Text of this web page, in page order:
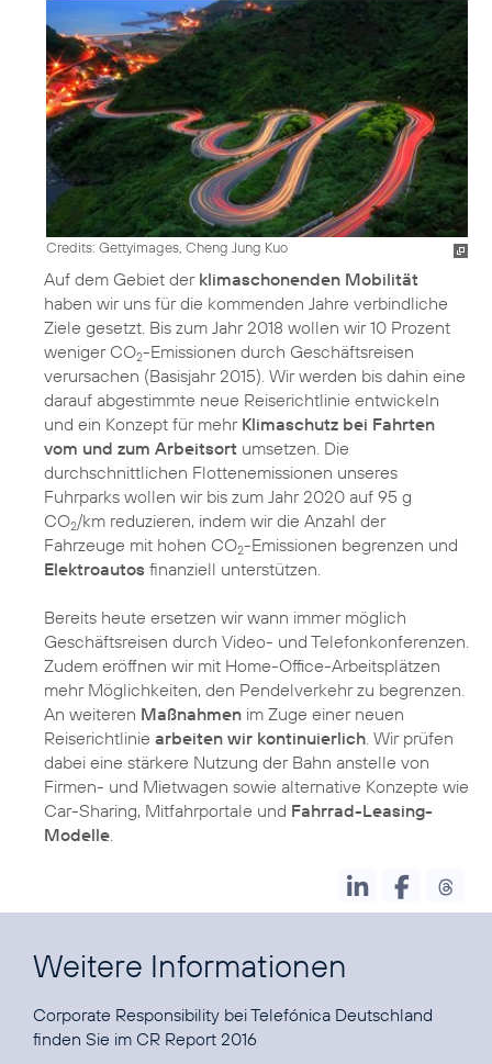
Credits: Gettyimages, Cheng Jung Kuo
Auf dem Gebiet der klimaschonenden Mobilität
haben wir uns für die kommenden Jahre verbindliche
Ziele gesetzt. Bis zum Jahr 2018 wollen wir 10 Prozent
weniger CO2-Emissionen durch Geschäftsreisen
verursachen (Basisjahr 2015). Wir werden bis dahin eine
darauf abgestimmte neue Reiserichtlinie entwickeln
und ein Konzept für mehr Klimaschutz bei Fahrten
vom und zum Arbeitsort umsetzen. Die
durchschnittlichen Flottenemissionen unseres
Fuhrparks wollen wir bis zum Jahr 2020 auf 95 g
CO2/km reduzieren, indem wir die Anzahl der
Fahrzeuge mit hohen CO2-Emissionen begrenzen und
Elektroautos finanziell unterstützen.
Bereits heute ersetzen wir wann immer möglich
Geschäftsreisen durch Video- und Telefonkonferenzen.
Zudem eröffnen wir mit Home-Office-Arbeitsplätzen
mehr Möglichkeiten, den Pendelverkehr zu begrenzen.
An weiteren Maßnahmen im Zuge einer neuen
Reiserichtlinie arbeiten wir kontinuierlich . Wir prüfen
dabei eine stärkere Nutzung der Bahn anstelle von
Firmen- und Mietwagen sowie alternative Konzepte wie
Car-Sharing, Mitfahrportale und Fahrrad-Leasing-
Modelle
Weitere Informationen
Corporate Responsibility bei Telefónica Deutschland
finden Sie im CR Report 2016